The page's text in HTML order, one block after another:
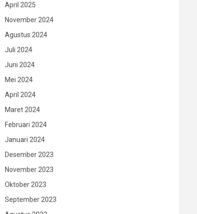
April 2025
November 2024
Agustus 2024
Juli 2024
Juni 2024
Mei 2024
April 2024
Maret 2024
Februari 2024
Januari 2024
Desember 2023
November 2023
Oktober 2023
September 2023